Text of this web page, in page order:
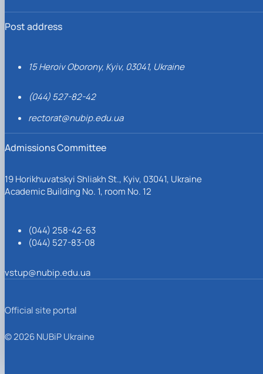
Post address
15 Heroiv Oborony, Kyiv, 03041, Ukraine
(044) 527-82-42
rectorat@nubip.edu.ua
Admissions Committee
19 Horikhuvatskyi Shliakh St., Kyiv, 03041, Ukraine
Academic Building No. 1, room No. 12
(044) 258-42-63
(044) 527-83-08
vstup@nubip.edu.ua
Official site portal
© 2026 NUBiP Ukraine